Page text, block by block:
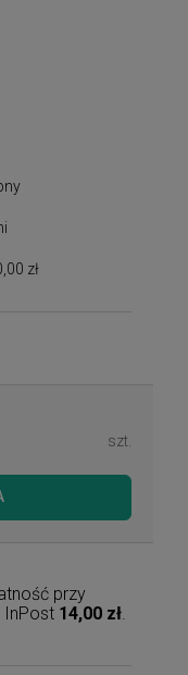
zł
szt.
przy
InPost 14,00 zł